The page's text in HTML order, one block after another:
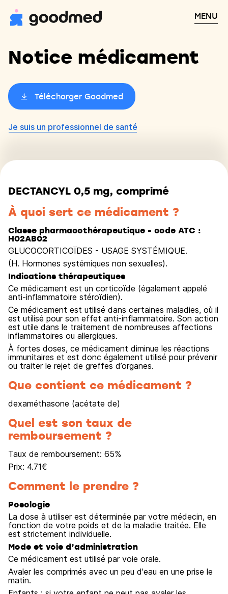
MENU
Notice médicament
Télécharger Goodmed
Je suis un professionnel de santé
DECTANCYL 0,5 mg, comprimé
À quoi sert ce médicament ?
Classe pharmacothérapeutique - code ATC :
H02AB02
GLUCOCORTICOÏDES - USAGE SYSTÉMIQUE.
(H. Hormones systémiques non sexuelles).
Indications thérapeutiques
Ce médicament est un corticoïde (également appelé
anti-inflammatoire stéroïdien).
Ce médicament est utilisé dans certaines maladies, où il
est utilisé pour son effet anti-inflammatoire. Son action
est utile dans le traitement de nombreuses affections
inflammatoires ou allergiques.
À fortes doses, ce médicament diminue les réactions
immunitaires et est donc également utilisé pour prévenir
ou traiter le rejet de greffes d’organes.
Que contient ce médicament ?
dexaméthasone (acétate de)
Quel est son taux de
remboursement ?
Taux de remboursement: 65%
Prix: 4.71€
Comment le prendre ?
Posologie
La dose à utiliser est déterminée par votre médecin, en
fonction de votre poids et de la maladie traitée. Elle
est strictement individuelle.
Mode et voie d’administration
Ce médicament est utilisé par voie orale.
Avaler les comprimés avec un peu d'eau en une prise le
matin.